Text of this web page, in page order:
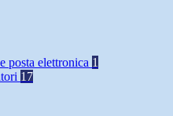
posta elettronica 1
17